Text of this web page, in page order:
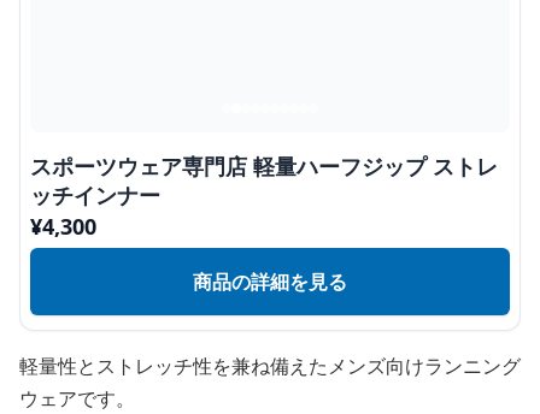
スポーツウェア専門店 軽量ハーフジップ ストレ
ッチインナー
¥4,300
商品の詳細を見る
軽量性とストレッチ性を兼ね備えたメンズ向けランニング
ウェアです。